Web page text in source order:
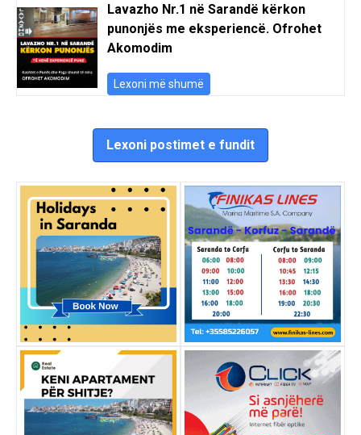
Lavazho Nr.1 në Sarandë kërkon
punonjës me eksperiencë. Ofrohet
Akomodim
Lexoni më shumë
Lexoni postimet e fundit